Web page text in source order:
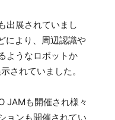
出展されていまし
により、周辺認識や
ようなロボットか
されていました。
JAMも開催され様々
ョンも開催されてい